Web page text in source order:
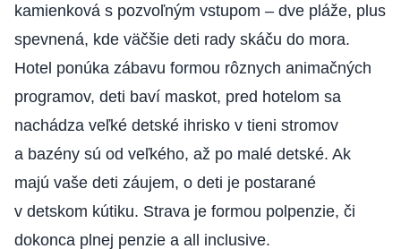
kamienková s pozvoľným vstupom – dve pláže, plus
spevnená, kde väčšie deti rady skáču do mora.
Hotel ponúka zábavu formou rôznych animačných
programov, deti baví maskot, pred hotelom sa
nachádza veľké detské ihrisko v tieni stromov
a bazény sú od veľkého, až po malé detské. Ak
majú vaše deti záujem, o deti je postarané
v detskom kútiku. Strava je formou polpenzie, či
dokonca plnej penzie a all inclusive.